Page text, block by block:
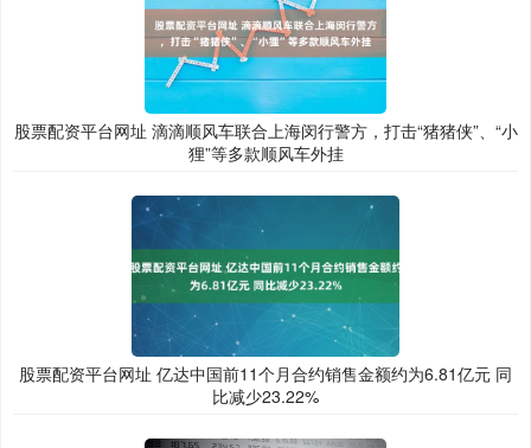
股票配资平台网址 滴滴顺风车联合上海闵行警方，打击“猪猪侠”、“小
狸”等多款顺风车外挂
股票配资平台网址 亿达中国前11个月合约销售金额约为6.81亿元 同
比减少23.22%